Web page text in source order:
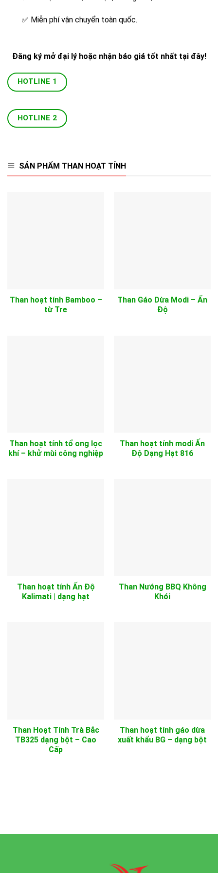
✅ Miễn phí vận chuyển toàn quốc.
Đăng ký mở đại lý hoặc nhận báo giá tốt nhất tại đây!
HOTLINE 1
HOTLINE 2
SẢN PHẨM THAN HOẠT TÍNH
Than hoạt tính Bamboo –
từ Tre
Than Gáo Dừa Modi – Ấn
Độ
Than hoạt tính tổ ong lọc
khí – khử mùi công nghiệp
Than hoạt tính modi Ấn
Độ Dạng Hạt 816
Than hoạt tính Ấn Độ
Kalimati | dạng hạt
Than Nướng BBQ Không
Khói
Than Hoạt Tính Trà Bắc
TB325 dạng bột – Cao
Cấp
Than hoạt tính gáo dừa
xuất khẩu BG – dạng bột